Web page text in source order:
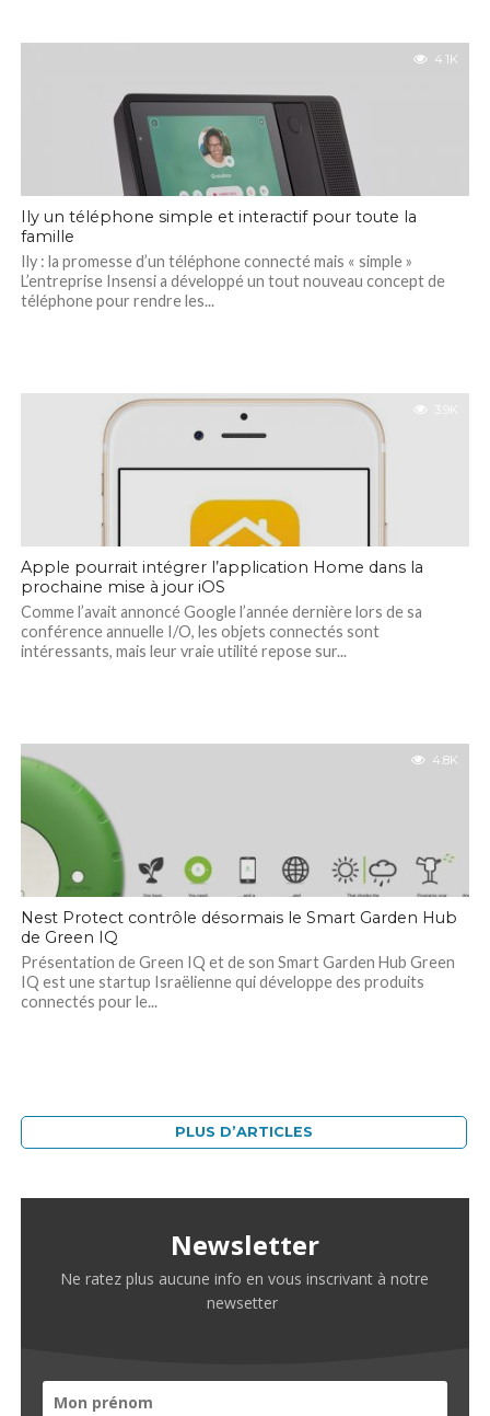
4.1K
Ily un téléphone simple et interactif pour toute la
famille
Ily : la promesse d’un téléphone connecté mais « simple »
L’entreprise Insensi a développé un tout nouveau concept de
téléphone pour rendre les...
3.9K
Apple pourrait intégrer l’application Home dans la
prochaine mise à jour iOS
Comme l’avait annoncé Google l’année dernière lors de sa
conférence annuelle I/O, les objets connectés sont
intéressants, mais leur vraie utilité repose sur...
4.8K
Nest Protect contrôle désormais le Smart Garden Hub
de Green IQ
Présentation de Green IQ et de son Smart Garden Hub Green
IQ est une startup Israëlienne qui développe des produits
connectés pour le...
PLUS D’ARTICLES
Newsletter
Ne ratez plus aucune info en vous inscrivant à notre
newsetter